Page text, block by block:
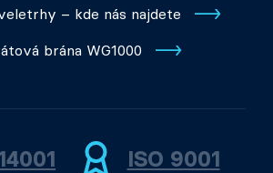
– kde nás najdete
brána WG1000
ISO 9001